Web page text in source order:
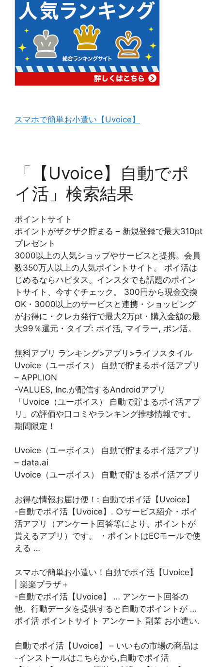
スマホで簡単お小遣い【Uvoice】
「【Uvoice】自動でポ
イ活」検索結果
ポイントサイト
ポイントがザクザク貯まる – 新規登録で最大310pt
プレゼント
3000以上の人気ショップやサービスと提携。会員
数350万人以上の人気ポイントサイト。 ポイ活は
じめるならハピタス。インスタでも話題のポイン
トサイト、今すぐチェック。 300円から現金交換
OK・3000以上のサービスと連携・ショッピング
がお得に・クレカ発行で最大2万pt・購入金額の最
大99％還元・タイプ: ポイ活, マイラー, ポン活。
無料アプリ ランキング>アプリ>ライフスタイル
Uvoice（ユーボイス） 自動で貯まるポイ活アプリ
– APPLION
-VALUES, Inc.が配信するAndroidアプリ
「Uvoice（ユーボイス） 自動で貯まるポイ活アプ
リ」の評価や口コミやランキング推移情報です。
期間限定！
Uvoice（ユーボイス） 自動で貯まるポイ活アプリ
– data.ai
Uvoice（ユーボイス） 自動で貯まるポイ活アプリ
お得な情報お届け便！: 自動でポイ活【Uvoice】
-自動でポイ活【Uvoice】. ○サービス紹介・ポイ
活アプリ（アンケート回答等により、ポイントが
貰えるアプリ）です。 ・ポイントはECモールで使
える …
スマホで簡単お小遣い！自動でポイ活【Uvoice】
| 楽楽プラザ＋
-自動でポイ活【Uvoice】 … アンケート回答の
他、行動データを提供すると自動でポイントが …
ポイ活 ポイントサイト アンケート 副業 お小遣い.
自動でポイ活【Uvoice】 – いいもの市場の商品は
-インストールはこちらから,自動でポイ活